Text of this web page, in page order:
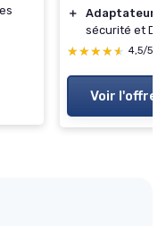
＋
Adaptateur
sécurité et
★★★★★
★★★★★ 4,5/5
Voir l'offre